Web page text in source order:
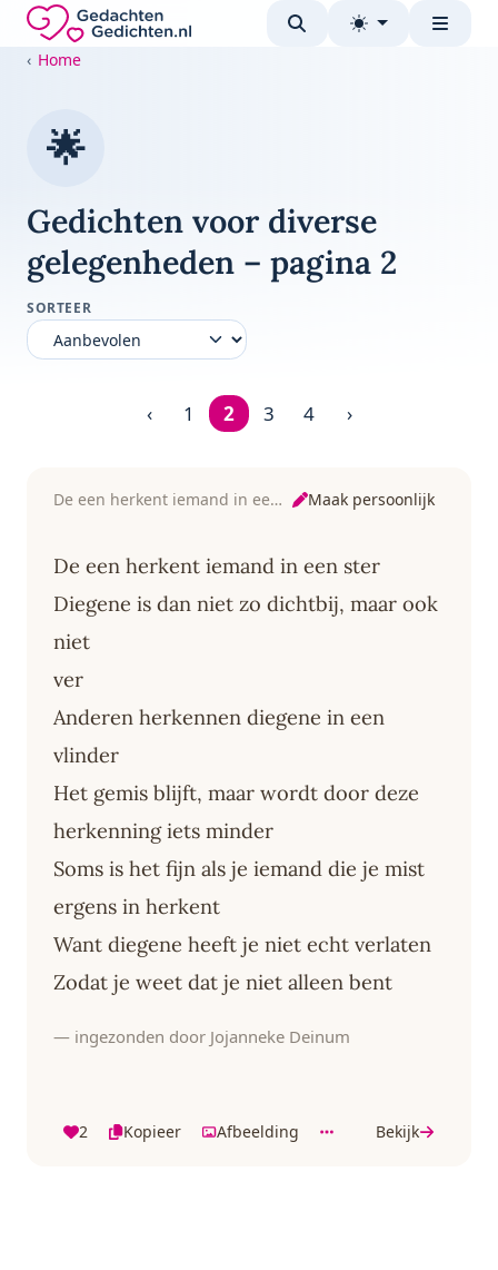
Direct naar de inhoud
Gedachten-Gedichten.nl — naar de homepage
Home
🌟
Gedichten voor diverse
gelegenheden – pagina 2
SORTEER
Pagina 2 van 4
‹ 1 2 3 4 ›
De een herkent iemand in een ster Maak persoonlijk
De een herkent iemand in een ster
Diegene is dan niet zo dichtbij, maar ook
niet
ver
Anderen herkennen diegene in een
vlinder
Het gemis blijft, maar wordt door deze
herkenning iets minder
Soms is het fijn als je iemand die je mist
ergens in herkent
Want diegene heeft je niet echt verlaten
Zodat je weet dat je niet alleen bent
— ingezonden door Jojanneke Deinum
2 Kopieer Afbeelding Bekijk